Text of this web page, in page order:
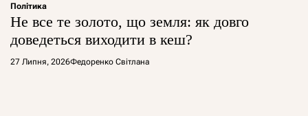
Політика
Не все те золото, що земля: як довго
доведеться виходити в кеш?
27 Липня, 2026Федоренко Світлана